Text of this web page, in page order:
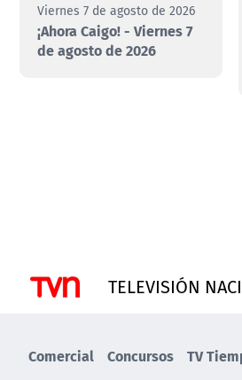
Viernes 7 de agosto de 2026
¡Ahora Caigo! - Viernes 7
de agosto de 2026
TELEVISIÓN
Comercial Concursos TV